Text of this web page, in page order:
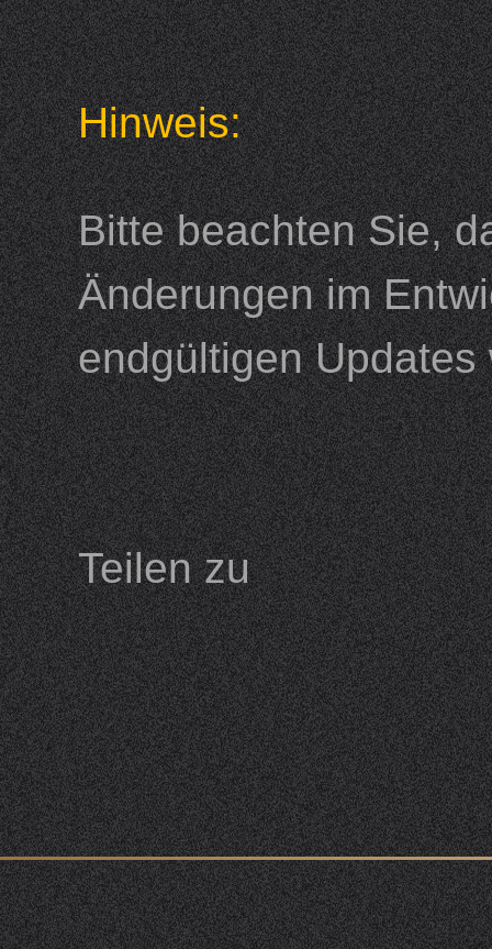
Hinweis:
Bitte beachten Sie,
Änderungen im
endgültigen
Teilen zu